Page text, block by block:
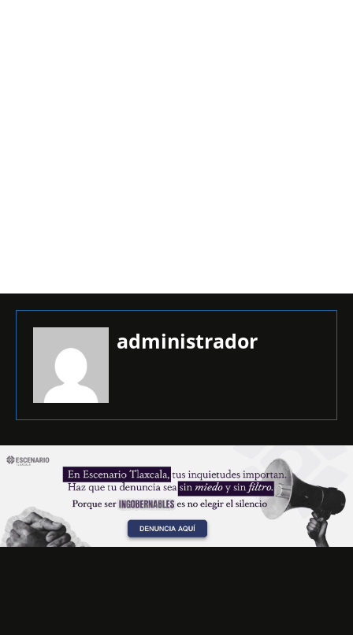
administrador